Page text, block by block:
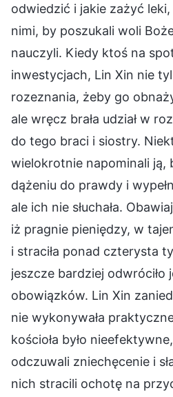
odwiedzić i jakie zażyć
nimi, by poszukali woli
nauczyli. Kiedy ktoś na
inwestycjach, Lin Xin nie
rozeznania, żeby go
ale wręcz brała udział w
do tego braci i siostry.
wielokrotnie napominali ją,
dążeniu do prawdy i
ale ich nie słuchała.
iż pragnie pieniędzy, w
i straciła ponad czterysta
jeszcze bardziej odwróciło
obowiązków. Lin Xin
nie wykonywała
kościoła było
odczuwali zniechęcenie i
nich stracili ochotę na